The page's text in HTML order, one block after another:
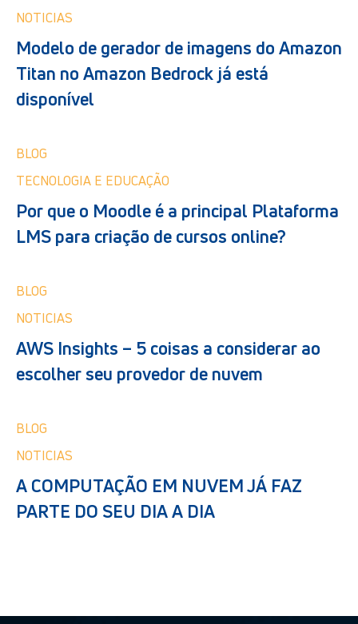
NOTICIAS
Modelo de gerador de imagens do Amazon
Titan no Amazon Bedrock já está
disponível
BLOG
TECNOLOGIA E EDUCAÇÃO
Por que o Moodle é a principal Plataforma
LMS para criação de cursos online?
BLOG
NOTICIAS
AWS Insights – 5 coisas a considerar ao
escolher seu provedor de nuvem
BLOG
NOTICIAS
A COMPUTAÇÃO EM NUVEM JÁ FAZ
PARTE DO SEU DIA A DIA